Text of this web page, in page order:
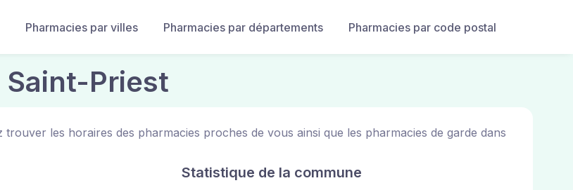
Pharmacies par villes Pharmacies par départements Pharmacies par code postal
Saint-Priest
les horaires des pharmacies proches de vous ainsi que les pharmacies de garde dans
Statistique de la commune